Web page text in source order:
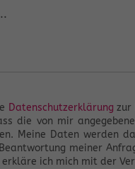
Datenschutzerklärung zur
die von mir
Meine Daten werden
meiner
ich mich mit der